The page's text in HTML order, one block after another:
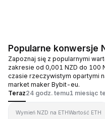
Popularne konwersje
Zapoznaj się z popularnymi
zakresie od 0,001 NZD do 100
czasie rzeczywistym opartymi
market maker Bybit-eu.
Teraz24 godz. temu1 miesiąc
Wymień NZD na ETHWartość ETH